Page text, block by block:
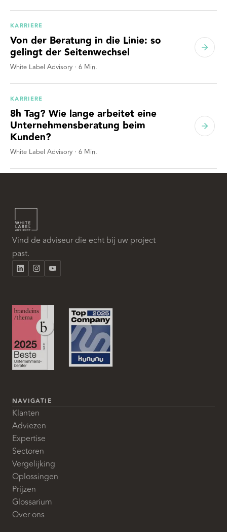
KARRIERE
Von der Beratung in die Linie: so
gelingt der Seitenwechsel
White Label Advisory · 6 Min.
KARRIERE
8h Tag? Wie lange arbeitet eine
Unternehmensberatung beim
Kunden?
White Label Advisory · 6 Min.
Vind de adviseur die echt bij uw project
past.
NAVIGATIE
Klanten
Adviezen
Expertise
Sectoren
Vergelijking
Oplossingen
Prijzen
Glossarium
Over ons